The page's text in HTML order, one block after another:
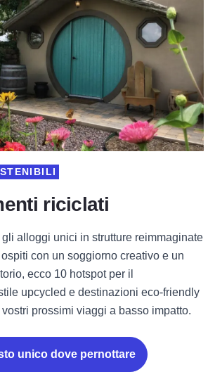
riciclati
alloggi unici in strutture reimmaginate
con un soggiorno creativo e un
ecco 10 hotspot per il
upcycled e destinazioni eco-friendly
prossimi viaggi a basso impatto.
unico dove pernottare